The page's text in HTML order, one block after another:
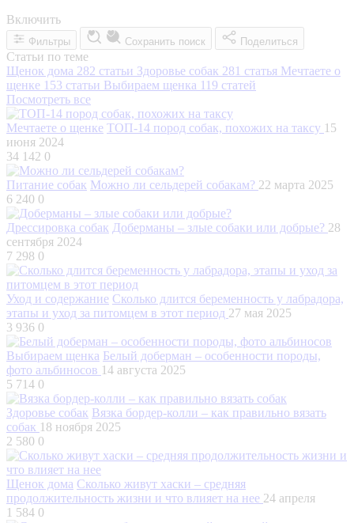
Включить
Фильтры Сохранить поиск Поделиться
Статьи по теме
Щенок дома 282 статьи Здоровье собак 281 статья Мечтаете о
щенке 153 статьи Выбираем щенка 119 статей
Посмотреть все
Мечтаете о щенке ТОП-14 пород собак, похожих на таксу 15
июня 2024
34 142 0
Питание собак Можно ли сельдерей собакам? 22 марта 2025
6 240 0
Дрессировка собак Доберманы – злые собаки или добрые? 28
сентября 2024
7 298 0
Уход и содержание Сколько длится беременность у лабрадора,
этапы и уход за питомцем в этот период 27 мая 2025
3 936 0
Выбираем щенка Белый доберман – особенности породы,
фото альбиносов 14 августа 2025
5 714 0
Здоровье собак Вязка бордер-колли – как правильно вязать
собак 18 ноября 2025
2 580 0
Щенок дома Сколько живут хаски – средняя
продолжительность жизни и что влияет на нее 24 апреля
1 584 0